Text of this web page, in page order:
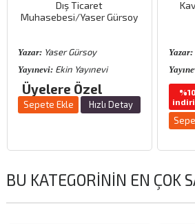
Gürsoy
Hızlı Detay
Kavram ve Kuramlarıyla
Reklam
Yazar: Filiz Balta Petekoğlu
Yayınevi: Beta Yayınları
%10
indirim
Üyelere
Hızlı
BU KATEGORININ EN ÇOK